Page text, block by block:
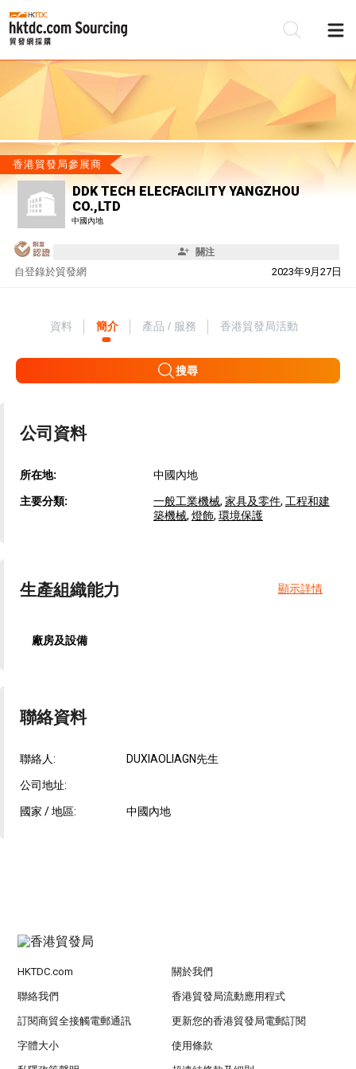
香港貿發局參展商
DDK TECH ELECFACILITY YANGZHOU
CO.,LTD
中國內地
關注
自 2023年9月27日
登錄於貿發網
資料 簡介 產品 / 服務 香港貿發局活動
搜尋
公司資料
所在地: 中國內地
主要分類: 一般工業機械, 家具及零件, 工程和建
築機械, 燈飾, 環境保護
生產組織能力 顯示詳情
廠房及設備
聯絡資料
聯絡人: DUXIAOLIAGN先生
公司地址:
國家 / 地區: 中國內地
HKTDC.com 關於我們
聯絡我們 香港貿發局流動應用程式
訂閱商貿全接觸電郵通訊 更新您的香港貿發局電郵訂閱
字體大小 使用條款